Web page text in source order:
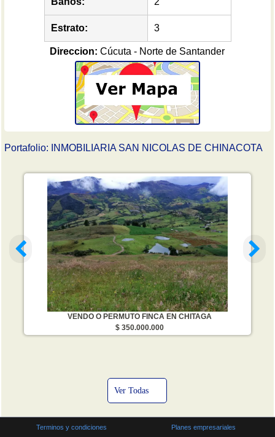
Estrato: 3
Direccion: Cúcuta - Norte de Santander
Portafolio: INMOBILIARIA SAN NICOLAS DE CHINACOTA
VENDO O PERMUTO FINCA EN CHITAGA
$ 350.000.000
Ver Todas
Terminos y condiciones Planes empresariales